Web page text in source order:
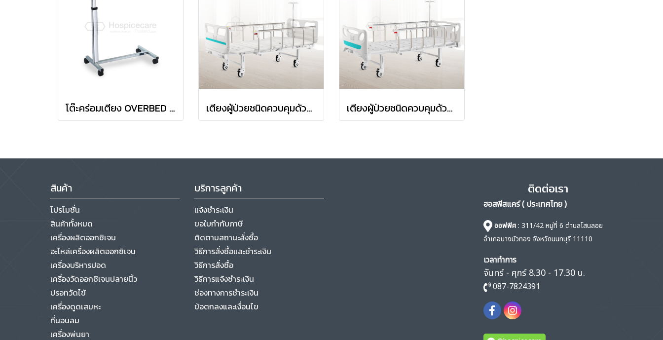
โต๊ะคร่อมเตียง OVERBED ยี่ห้อ YUWELL รุ่น YU610 เตียงผู้ป่วยชนิดควบคุมด้วยมือ 2 ไกร์ เตียงผู้สูงอายุ เตียงคนไข้ รุ่น V2k เตียงผู้ป่วยชนิดควบคุมด้วยมือ 2 ไกร์ เตียงผู้สูงอายุ เตียงคนไข้ รุ่น K2k
สินค้า
โปรโมชั่น
สินค้าทั้งหมด
เครื่องผลิตออกซิเจน
อะไหล่เครื่องผลิตออกซิเจน
เครื่องบริหารปอด
เครื่องวัดออกซิเจนปลายนิ้ว
ปรอทวัดไข้
เครื่องดูดเสมหะ
ที่นอนลม
เครื่องพ่นยา
บริการลูกค้า
แจ้งชำระเงิน
ขอใบกำกับภาษี
ติดตามสถานะสั่งซื้อ
วิธีการสั่งซื้อและชำระเงิน
วิธีการสั่งซื้อ
วิธีการแจ้งชำระเงิน
ช่องทางการชำระเงิน
ข้อตกลงและเงื่อนไข
ติดต่อเรา
ฮอสพีสแคร์ ( ประเทศไทย )
ออฟฟิศ: 311/42 หมู่ที่ 6 ตำบลโสนลอย
อำเภอบางบัวทอง จังหวัดนนทบุรี 11110
เวลาทำการ
จันทร์ - ศุกร์ 8.30 - 17.30 น.
087-7824391